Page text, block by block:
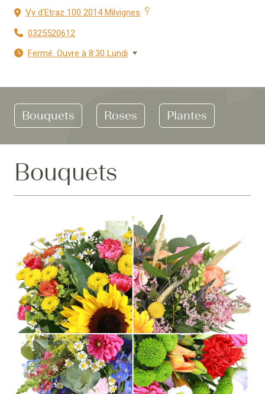
Vy d'Etraz 100 2014 Milvignes
0325520612
Fermé. Ouvre à 8:30 Lundi
Bouquets Roses Plantes
Bouquets